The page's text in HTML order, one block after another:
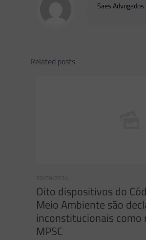
Saes Advogados
Related posts
30/09/2024
Oito dispositivos do
Meio Ambiente são
inconstitucionais como
MPSC